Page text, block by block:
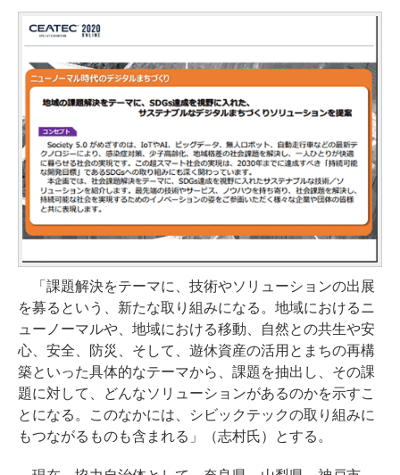
「課題解決をテーマに、技術やソリューションの出展
を募るという、新たな取り組みになる。地域におけるニ
ューノーマルや、地域における移動、自然との共生や安
心、安全、防災、そして、遊休資産の活用とまちの再構
築といった具体的なテーマから、課題を抽出し、その課
題に対して、どんなソリューションがあるのかを示すこ
とになる。このなかには、シビックテックの取り組みに
もつながるものも含まれる」（志村氏）とする。